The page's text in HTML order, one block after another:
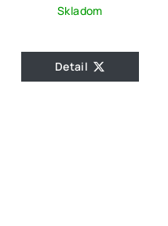
Skladom
Detail